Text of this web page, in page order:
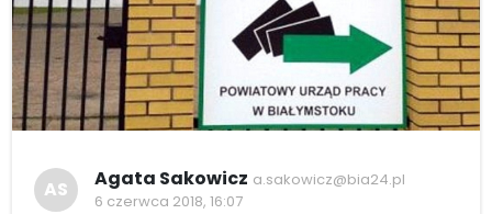
AS Agata Sakowicz a.sakowicz@bia24.pl
6 czerwca 2018, 16:07